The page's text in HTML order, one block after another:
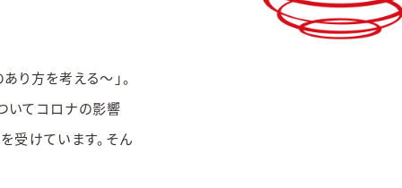
り方を考える～」。
いてコロナの影響
受けています。そん